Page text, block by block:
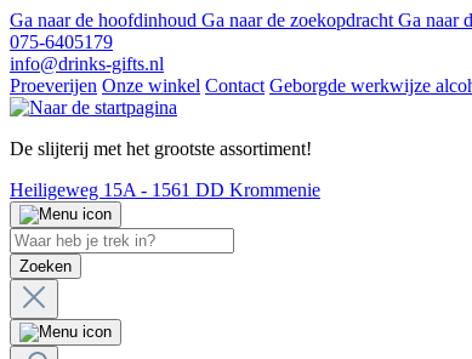
Ga naar de hoofdinhoud Ga naar de zoekopdracht Ga naar
075-6405179
info@drinks-gifts.nl
Proeverijen Onze winkel Contact Geborgde werkwijze
De slijterij met het grootste assortiment!
Heiligeweg 15A - 1561 DD Krommenie
Zoeken